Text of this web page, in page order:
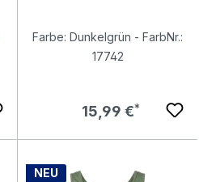
Farbe: Dunkelgrün - FarbNr.:
17742
Regulärer Preis:
15,99 €
NEU